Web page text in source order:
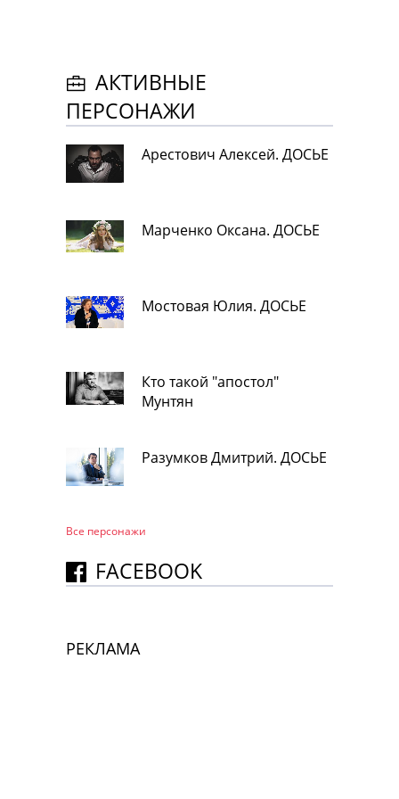
АКТИВНЫЕ
ПЕРСОНАЖИ
Арестович Алексей. ДОСЬЕ
Марченко Оксана. ДОСЬЕ
Мостовая Юлия. ДОСЬЕ
Кто такой "апостол"
Мунтян
Разумков Дмитрий. ДОСЬЕ
Все персонажи
FACEBOOK
РЕКЛАМА